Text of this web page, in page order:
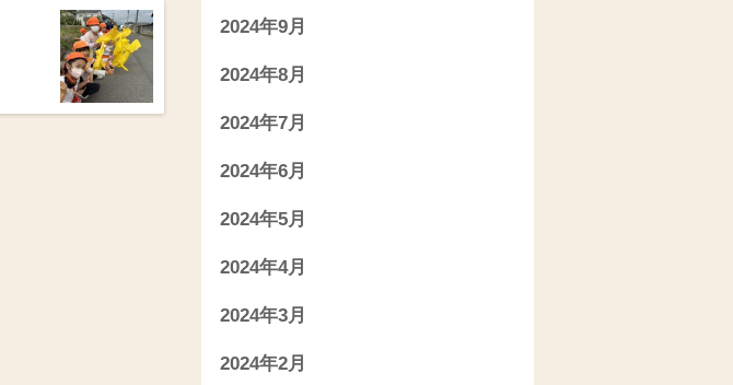
2024年9月
2024年8月
2024年7月
2024年6月
2024年5月
2024年4月
2024年3月
2024年2月